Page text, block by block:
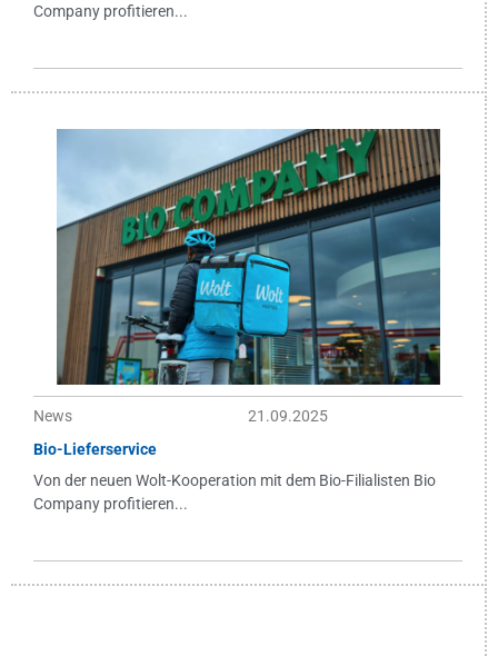
Company profitieren...
News
21.09.2025
Bio-Lieferservice
Von der neuen Wolt-Kooperation mit dem Bio-Filialisten Bio
Company profitieren...